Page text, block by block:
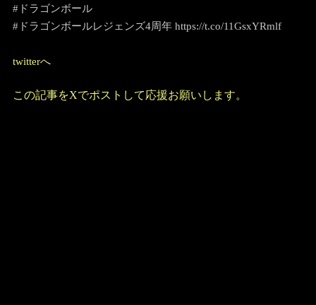
#ドラゴンボール
#ドラゴンボールレジェンズ4周年 https://t.co/11GsxYRmlf
twitterへ
この記事をXでポストして応援お願いします。